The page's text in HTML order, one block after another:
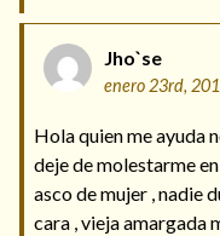
Jho`se
enero 23rd,
Hola quien me ayuda
deje de molestarme
asco de mujer , nadie
cara , vieja amargada